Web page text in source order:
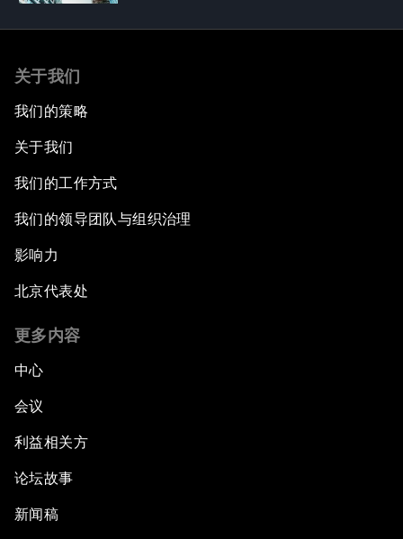
关于我们
我们的策略
关于我们
我们的工作方式
我们的领导团队与组织治理
影响力
北京代表处
更多内容
中心
会议
利益相关方
论坛故事
新闻稿